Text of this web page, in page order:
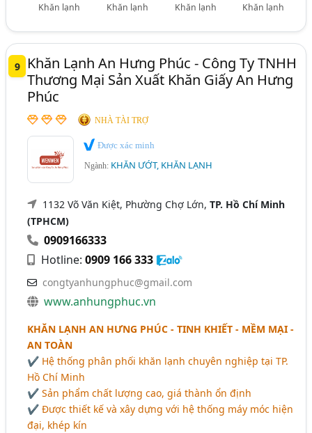
Khăn lạnh Khăn lạnh Khăn lạnh Khăn lạnh
9
Khăn Lạnh An Hưng Phúc - Công Ty TNHH
Thương Mại Sản Xuất Khăn Giấy An Hưng
Phúc
NHÀ TÀI TRỢ
Được xác minh
Ngành: KHĂN ƯỚT, KHĂN LẠNH
1132 Võ Văn Kiệt, Phường Chợ Lớn,TP. Hồ Chí Minh
(TPHCM)
0909166333
Hotline:0909 166 333
congtyanhungphuc@gmail.com
www.anhungphuc.vn
KHĂN LẠNH AN HƯNG PHÚC - TINH KHIẾT - MỀM MẠI -
AN TOÀN
✔ Hệ thống phân phối khăn lạnh chuyên nghiệp tại TP.
Hồ Chí Minh
✔ Sản phẩm chất lượng cao, giá thành ổn định
✔ Được thiết kế và xây dựng với hệ thống máy móc hiện
đại, khép kín